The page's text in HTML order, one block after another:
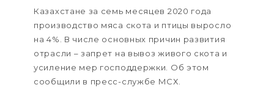
Казахстане за семь месяцев 2020 года
производство мяса скота и птицы выросло
на 4%. В числе основных причин развития
отрасли – запрет на вывоз живого скота и
усиление мер господдержки. Об этом
сообщили в пресс-службе МСХ.